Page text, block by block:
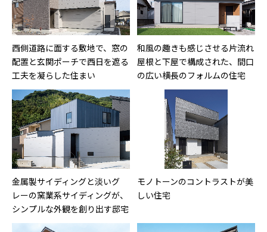
西側道路に面する敷地で、窓の
配置と玄関ポーチで西日を遮る
工夫を凝らした住まい
和風の趣きも感じさせる片流れ
屋根と下屋で構成された、間口
の広い横長のフォルムの住宅
金属製サイディングと淡いグ
レーの窯業系サイディングが、
シンプルな外観を創り出す邸宅
モノトーンのコントラストが美
しい住宅